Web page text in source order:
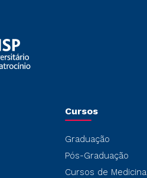
Cursos
Graduação
Pós-Graduação
Cursos de Medicina